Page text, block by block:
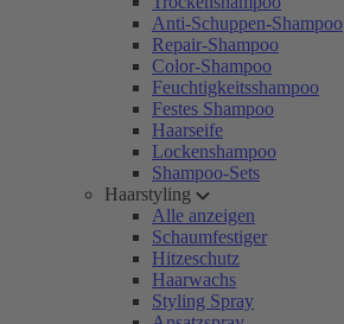
Anti-Schuppen-Shampoo
Repair-Shampoo
Color-Shampoo
Feuchtigkeitsshampoo
Festes Shampoo
Haarseife
Lockenshampoo
Shampoo-Sets
Haarstyling
Alle anzeigen
Schaumfestiger
Hitzeschutz
Haarwachs
Styling Spray